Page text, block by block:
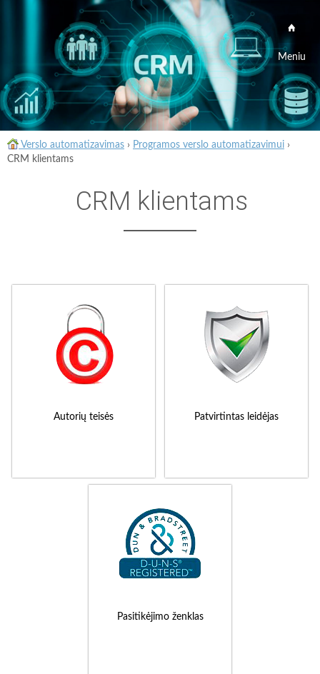
Meniu
Verslo automatizavimas › Programos verslo automatizavimui ›
CRM klientams
CRM klientams
Autorių teisės Patvirtintas leidėjas
Pasitikėjimo ženklas